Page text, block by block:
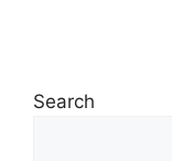
Search